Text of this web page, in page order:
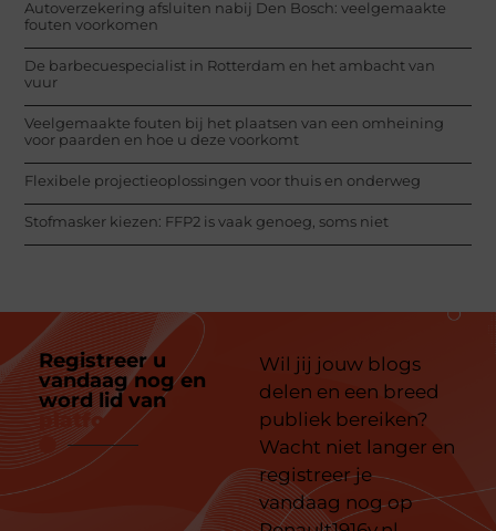
Autoverzekering afsluiten nabij Den Bosch: veelgemaakte
fouten voorkomen
De barbecuespecialist in Rotterdam en het ambacht van
vuur
Veelgemaakte fouten bij het plaatsen van een omheining
voor paarden en hoe u deze voorkomt
Flexibele projectieoplossingen voor thuis en onderweg
Stofmasker kiezen: FFP2 is vaak genoeg, soms niet
Registreer u
vandaag nog en
word lid van
platform
Wil jij jouw blogs
delen en een breed
publiek bereiken?
Wacht niet langer en
registreer je
vandaag nog op